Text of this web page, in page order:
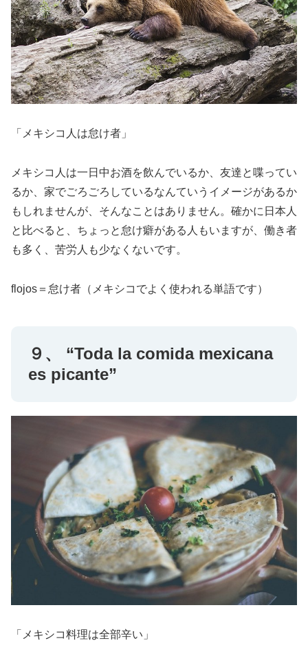
「メキシコ人は怠け者」
メキシコ人は一日中お酒を飲んでいるか、友達と喋ってい
るか、家でごろごろしているなんていうイメージがあるか
もしれませんが、そんなことはありません。確かに日本人
と比べると、ちょっと怠け癖がある人もいますが、働き者
も多く、苦労人も少なくないです。
flojos＝怠け者（メキシコでよく使われる単語です）
９、 “Toda la comida mexicana
es picante”
「メキシコ料理は全部辛い」